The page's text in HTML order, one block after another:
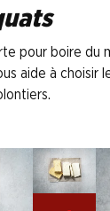
pour boire du
aide à choisir